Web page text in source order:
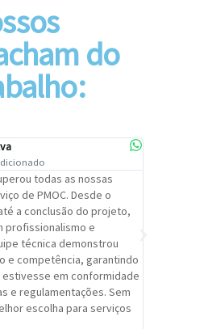
do
todas as nossas
de PMOC. Desde o
a conclusão do projeto,
profissionalismo e
técnica demonstrou
e competência, garantindo
em conformidade
e regulamentações. Sem
escolha para serviços